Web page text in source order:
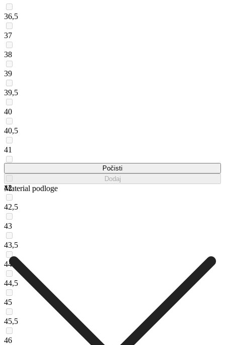
36,5
37
38
39
39,5
40
40,5
41
42
42,5
43
43,5
44
44,5
45
45,5
46
Počisti
Dodaj
Material podloge